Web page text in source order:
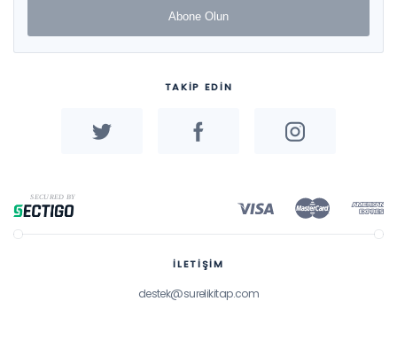
Abone Olun
TAKİP EDİN
İLETİŞİM
destek@surelikitap.com